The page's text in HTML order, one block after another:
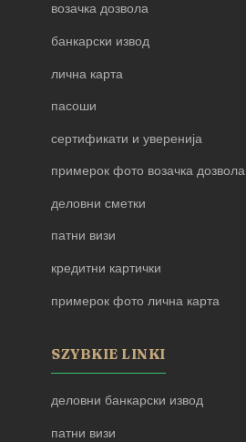
возачка дозвола
банкарски извод
лична карта
пасоши
сертификати и уверенија
примерок фото возачка дозвола
деловни сметки
патни визи
кредитни картички
примерок фото лична карта
SZYBKIE LINKI
деловни банкарски извод
патни визи